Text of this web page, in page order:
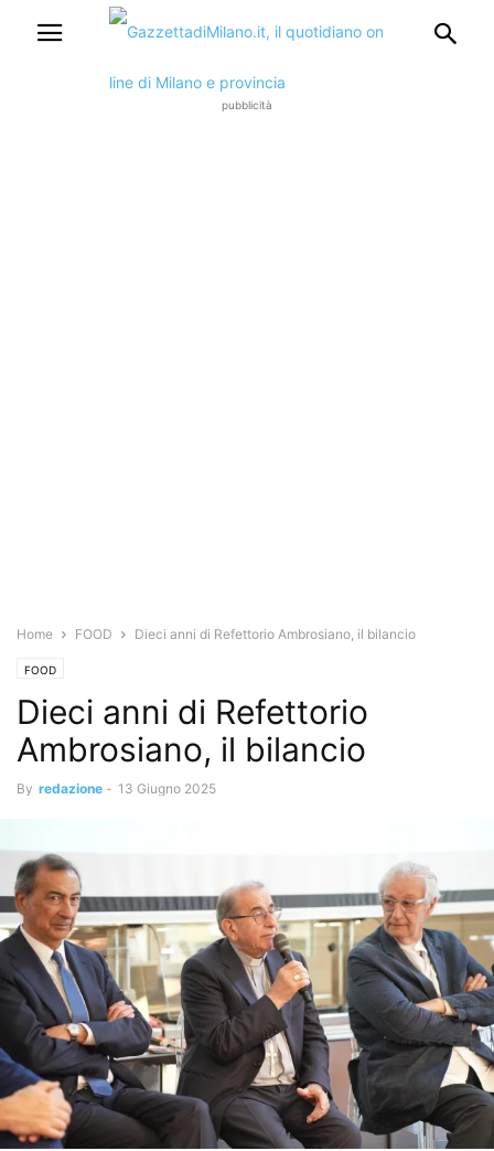
pubblicità
Home FOOD Dieci anni di Refettorio Ambrosiano, il bilancio
FOOD
Dieci anni di Refettorio
Ambrosiano, il bilancio
By redazione - 13 Giugno 2025